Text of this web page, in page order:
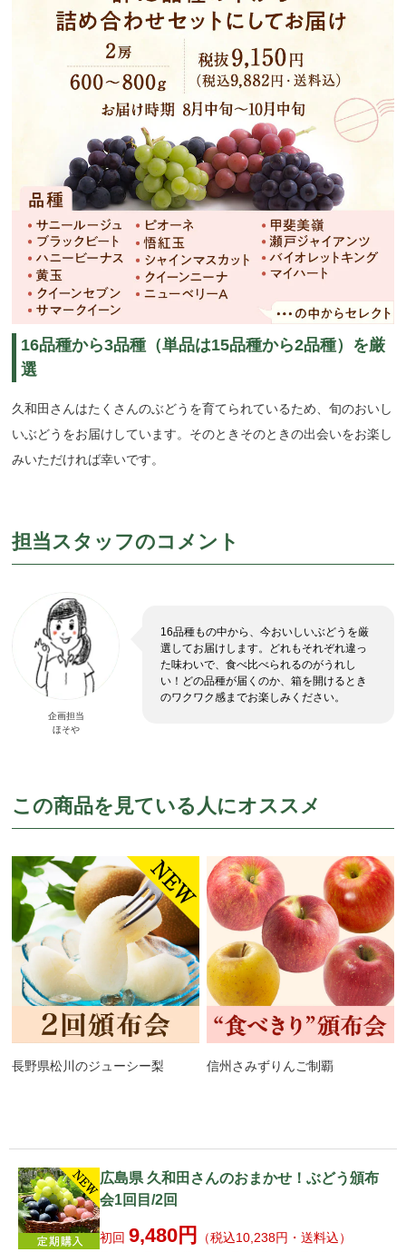
16品種から3品種（単品は15品種から2品種）を厳
選
久和田さんはたくさんのぶどうを育てられているため、旬のおいし
いぶどうをお届けしています。そのときそのときの出会いをお楽し
みいただければ幸いです。
担当スタッフのコメント
企画担当
ほそや
16品種もの中から、今おいしいぶどうを厳
選してお届けします。どれもそれぞれ違っ
た味わいで、食べ比べられるのがうれし
い！どの品種が届くのか、箱を開けるとき
のワクワク感までお楽しみください。
この商品を見ている人にオススメ
長野県松川のジューシー梨 信州さみずりんご制覇
広島県 久和田さんのおまかせ！ぶどう頒布
会1回目/2回
初回 9,480円 （税込10,238円・送料込）